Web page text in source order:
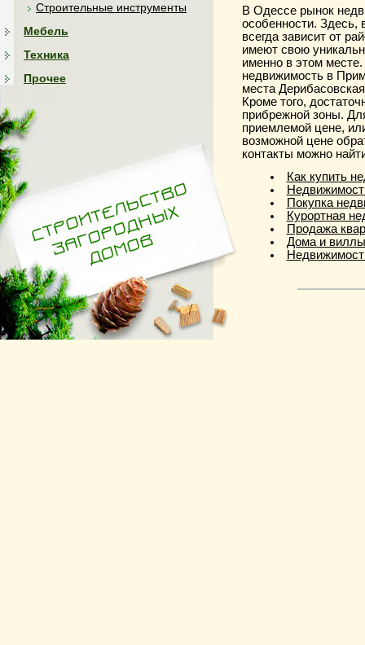
Строительные инструменты
Мебель
Техника
Прочее
В Одессе рынок
особенности. Здесь,
всегда зависит от
имеют свою
именно в этом
недвижимость в
места
Кроме того,
прибрежной зоны.
приемлемой цене,
возможной цене
контакты можно
Как купить
Покупка
Курортная
Продажа
Дома и